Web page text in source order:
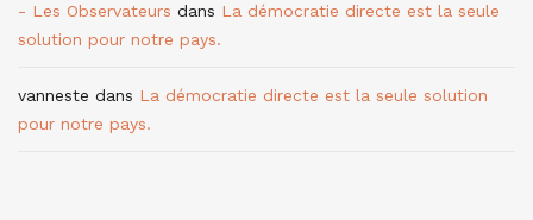
- Les Observateurs dans La démocratie directe est la seule
solution pour notre pays.
vanneste dans La démocratie directe est la seule solution
pour notre pays.